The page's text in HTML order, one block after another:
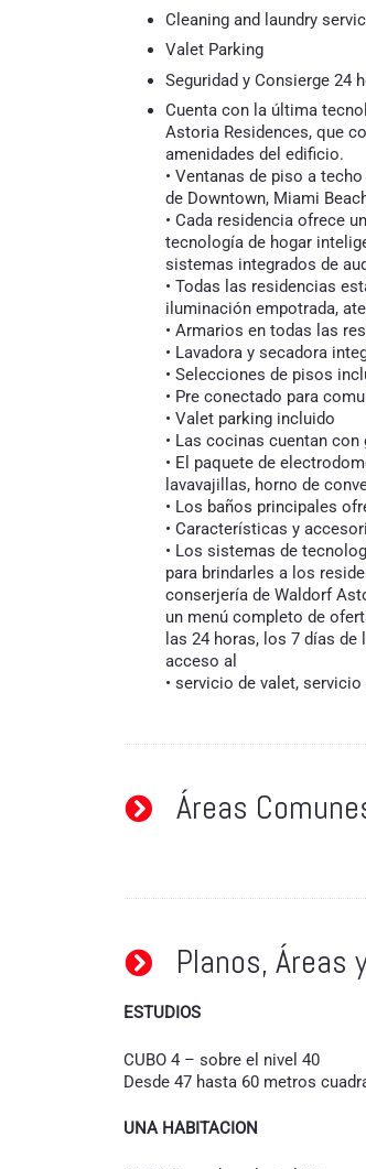
Cleaning and laundry
Valet Parking
Seguridad y Consierge 24
Cuenta con la última
Astoria Residences, que
amenidades del edificio.
• Ventanas de piso a
de Downtown, Miami
• Cada residencia ofrece
tecnología de hogar
sistemas integrados de
• Todas las residencias
iluminación empotrada,
• Armarios en todas las
• Lavadora y secadora
• Selecciones de pisos
• Pre conectado para
• Valet parking incluido
• Las cocinas cuentan
• El paquete de
lavavajillas, horno de
• Los baños principales
• Características y
• Los sistemas de
para brindarles a los
conserjería de Waldorf
un menú completo de
las 24 horas, los 7 días
acceso al
• servicio de valet,
Áreas
Planos, Áreas
ESTUDIOS
CUBO 4 – sobre el nivel 40
Desde 47 hasta 60 metros
UNA HABITACION